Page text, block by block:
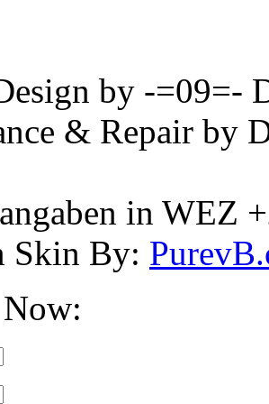
by -=09=-
& Repair by
in WEZ
Skin By: